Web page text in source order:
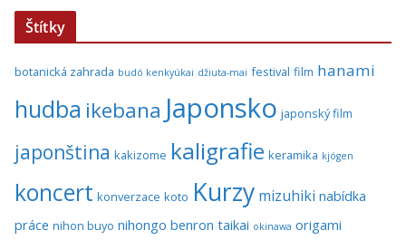
Štítky
botanická zahrada budó kenkyúkai džiuta-mai festival film hanami
hudba ikebana Japonsko japonský film
japonština kakizome kaligrafie keramika kjógen
koncert konverzace koto Kurzy mizuhiki nabídka
práce nihon buyo nihongo benron taikai okinawa origami